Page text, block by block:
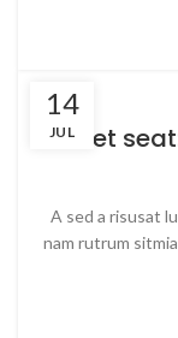
14
JUL
Sweet
A sed a risusat
nam rutrum